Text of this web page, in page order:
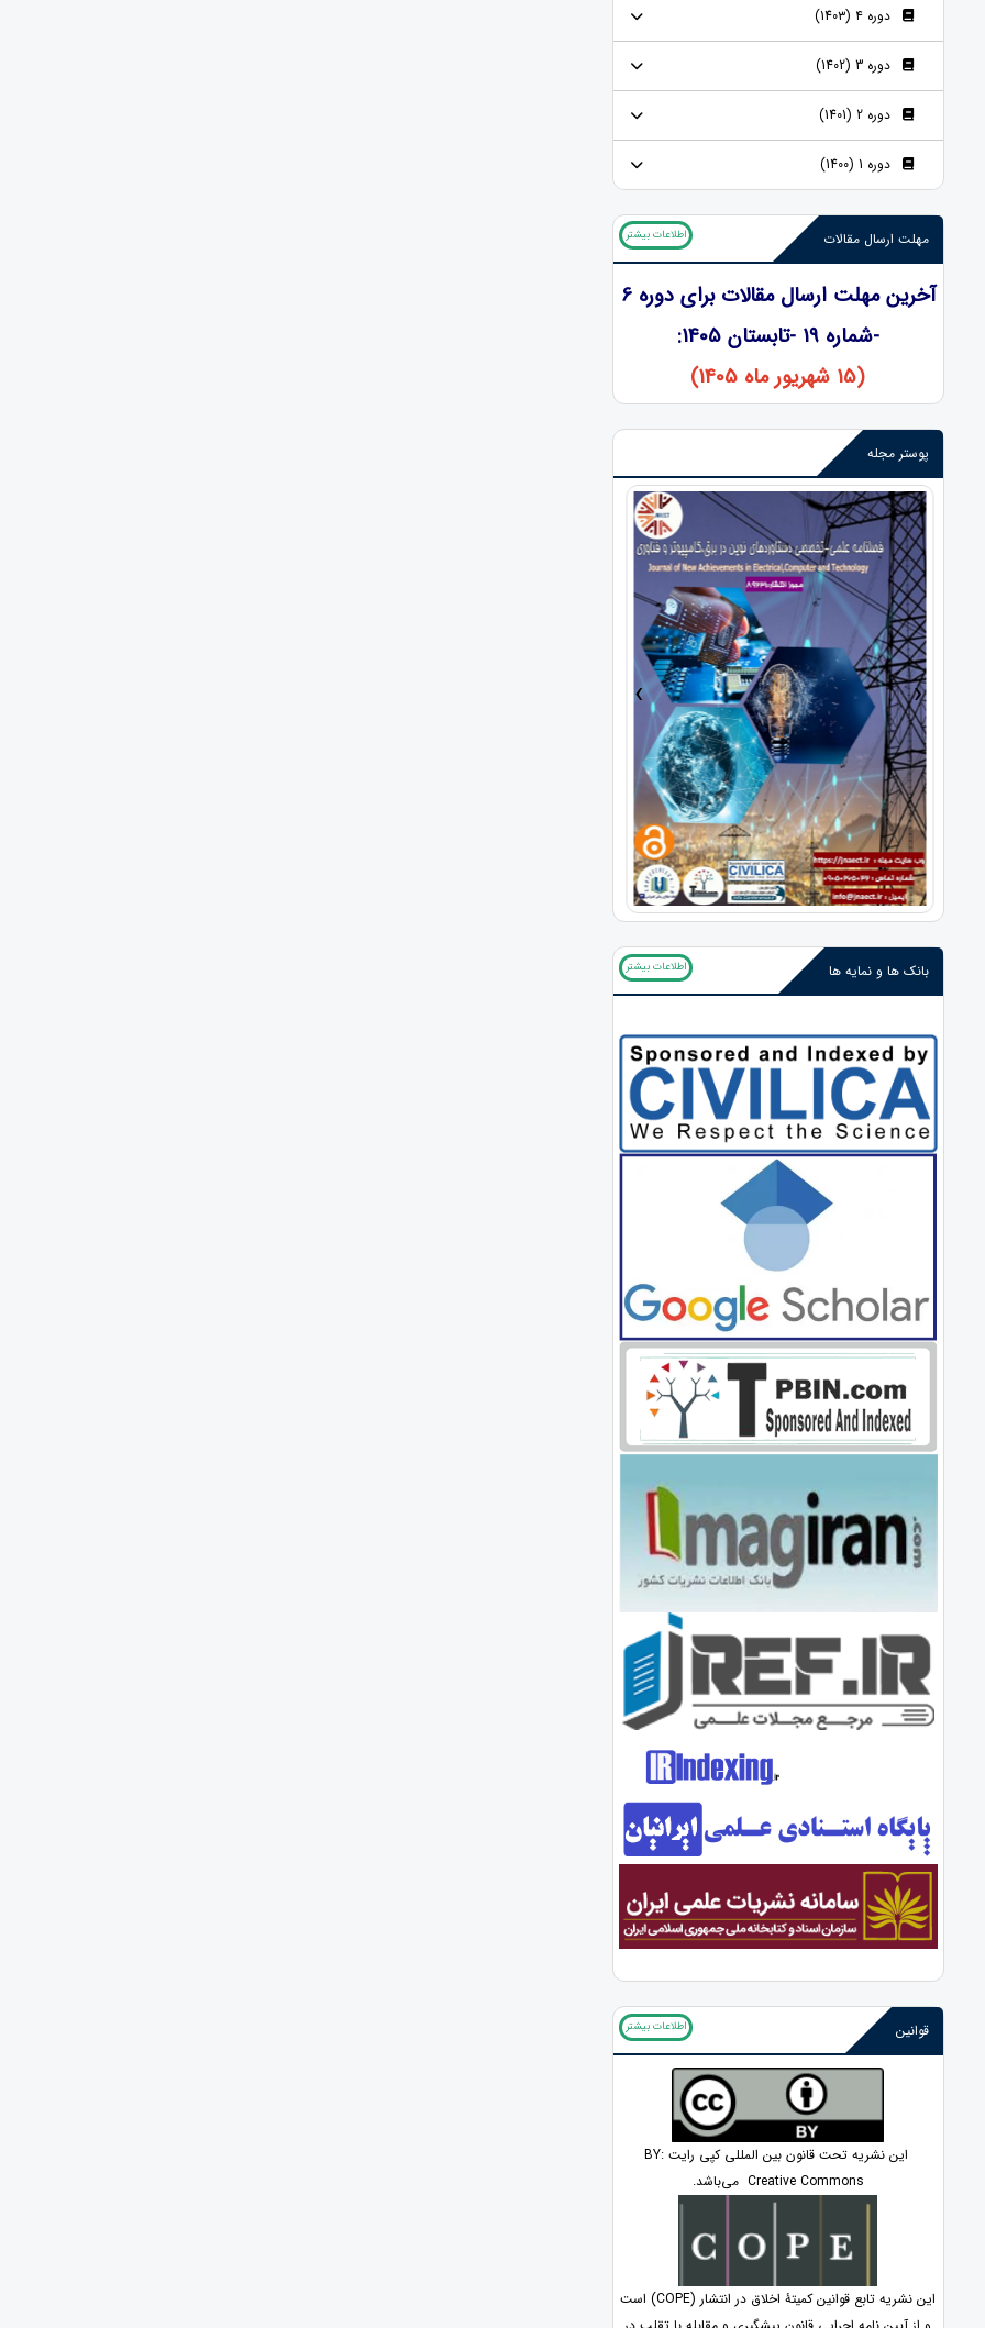
دوره ۴ (140۳)
دوره 3 (1402)
دوره 2 (1401)
دوره 1 (1400)
مهلت ارسال مقالات اطلاعات بیشتر
آخرین مهلت ارسال مقالات برای دوره 6
-شماره 19 -تابستان 1405:
(15 شهریور ماه 1405)
پوستر مجله
› ‹
بانک ها و نمایه ها اطلاعات بیشتر
قوانین اطلاعات بیشتر
این نشریه تحت قانون بین المللی کپی رایت BY:
Creative Commons می‌باشد.
این نشریه تابع قوانین کمیتۀ اخلاق در انتشار (COPE) است